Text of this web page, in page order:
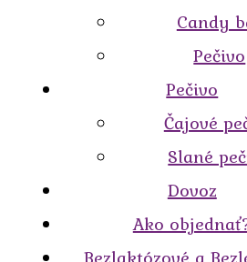
Candy
Pečivo
Pečivo
Čajové
Slané
Dovoz
Ako